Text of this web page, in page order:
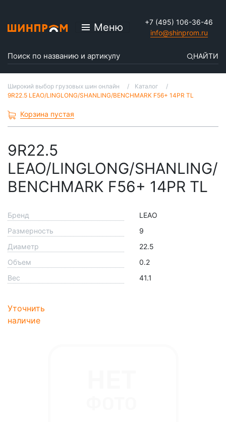
Меню
+7 (495) 106-36-46
info@shinprom.ru
НАЙТИ
Широкий выбор грузовых шин онлайн
Каталог
9R22.5 LEAO/LINGLONG/SHANLING/BENCHMARK F56+ 14PR TL
Корзина пустая
9R22.5
LEAO/LINGLONG/SHANLING/
BENCHMARK F56+ 14PR TL
Бренд
LEAO
Размерность
9
Диаметр
22.5
Объем
0.2
Вес
41.1
Уточнить
наличие